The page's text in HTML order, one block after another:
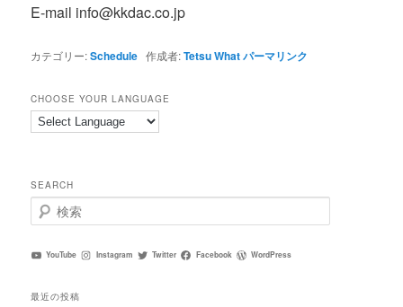
E-mail info@kkdac.co.jp
カテゴリー:Schedule 作成者:Tetsu Whatパーマリンク
CHOOSE YOUR LANGUAGE
SEARCH
検
索
YouTube Instagram Twitter Facebook WordPress
最近の投稿